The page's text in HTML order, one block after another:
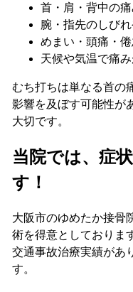
首・肩・背中の痛
腕・指先のしび
めまい・頭痛・
天候や気温で痛
むち打ちは単なる首の
影響を及ぼす可能性が
大切です。
当院では、症
す！
大阪市のゆめたか接骨
術を得意としておりま
交通事故治療実績があ
す。